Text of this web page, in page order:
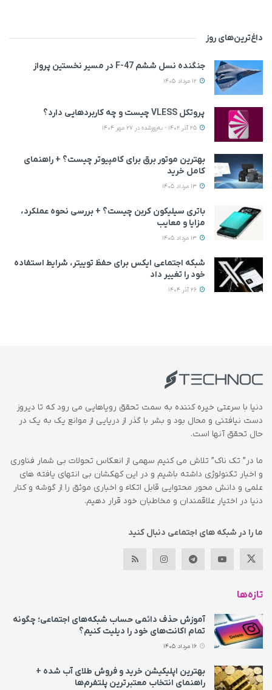
داغ‌ترین‌های روز
جنگنده نسل ششم F-47 در مسیر نخستین پرواز
پروتکل VLESS چیست و چه کاربردهایی دارد؟
بهترین موتور برق برای کامپیوتر چیست؟ + راهنمای
کامل خرید
باتری سیلیکون کربن چیست؟ + بررسی نحوه عملکرد،
مزایا و معایب
شبکه اجتماعی ایکس برای حفظ توییتر، شرایط استفاده
خود را تغییر داد
دنیا با سرعتی خیره کننده به سمت تحقق رویاهایی می رود که تا دیروز
دست نیافتنی و محال بود و بشر با گذر از دریایی از موانع یک به یک در
حال تحقق آنها است.
ما در” تک ناک” تلاش می کنیم سهمی از انعکاس تحولات بی شمار فناوری
و اخبار تکنولوژی داشته باشیم و در این کهکشان بی انتهای یافته های
علمی و دانش محور محتوایی قابل اتکاء و اخباری موثق را از گوشه و کنار
دنیا در اختیار علاقمندان و مخاطبان خود قرار دهیم.
ما را در شبکه های اجتماعی دنبال کنید
تازه‌ها
آموزش حذف دائمی حساب شبکه‌های اجتماعی؛ چگونه
تمام اکانت‌های خود را دیلیت کنیم؟
بهترین اپلیکیشن خرید و فروش طلای آب شده +
راهنمای انتخاب معتبرترین پلتفرم‌ها